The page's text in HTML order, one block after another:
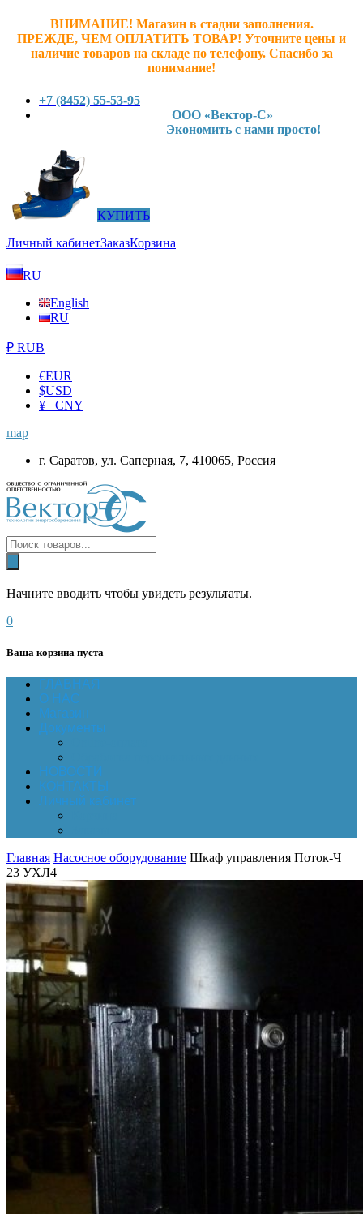
ВНИМАНИЕ! Магазин в стадии заполнения.
ПРЕЖДЕ, ЧЕМ ОПЛАТИТЬ ТОВАР! Уточните цены и
наличие товаров на складе по телефону. Спасибо за
понимание!
+7 (8452) 55-53-95
ООО «Вектор-С»
Экономить с нами просто!
КУПИТЬ
Личный кабинетЗаказКорзина
RU
English
RU
₽ RUB
€EUR
$USD
¥ CNY
map
г. Саратов, ул. Саперная, 7, 410065, Россия
Начните вводить чтобы увидеть результаты.
0
Ваша корзина пуста
ГЛАВНАЯ
О НАС
Магазин
Документы
НОВОСТИ
КОНТАКТЫ
Личный кабинет
Главная Насосное оборудование Шкаф управления Поток-Ч
23 УХЛ4